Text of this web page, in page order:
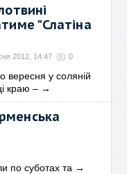
"Слатіна
2012, 14:47 0
вересня у соляній
краю – →
по суботах та →